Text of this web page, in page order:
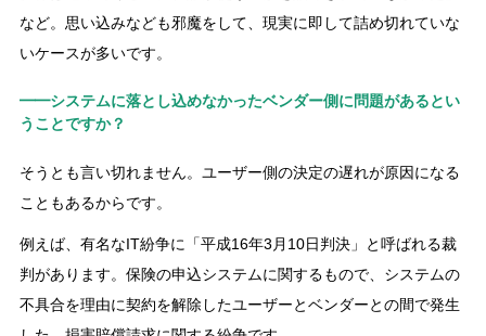
など。思い込みなども邪魔をして、現実に即して詰め切れていな
いケースが多いです。
━━システムに落とし込めなかったベンダー側に問題があるとい
うことですか？
そうとも言い切れません。ユーザー側の決定の遅れが原因になる
こともあるからです。
例えば、有名なIT紛争に「平成16年3月10日判決」と呼ばれる裁
判があります。保険の申込システムに関するもので、システムの
不具合を理由に契約を解除したユーザーとベンダーとの間で発生